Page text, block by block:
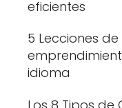
eficientes
5 Lecciones
idioma